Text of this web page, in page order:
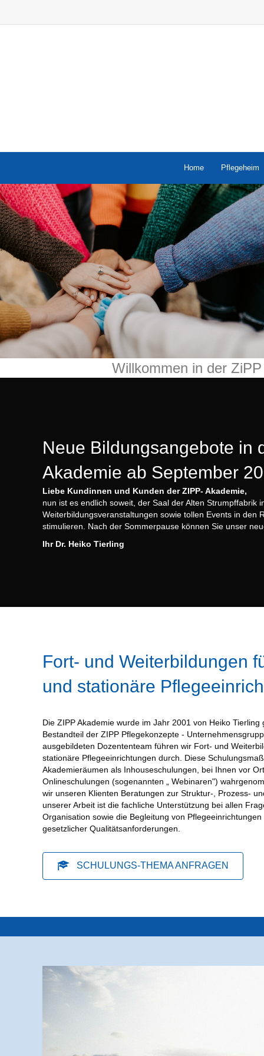
Home Pflegeheim
ZIPP Akademie
Willkommen in der
Neue Bildungsangebote in
Akademie ab September
Liebe Kundinnen und Kunden der ZIPP- Akademie,
nun ist es endlich soweit, der Saal der Alten
Weiterbildungsveranstaltungen sowie tollen Events in den
stimulieren. Nach der Sommerpause können Sie unser
Ihr Dr. Heiko Tierling
Fort- und Weiterbildungen
und stationäre
Die ZIPP Akademie wurde im Jahr 2001 von Heiko
Bestandteil der ZIPP Pflegekonzepte -
ausgebildeten Dozententeam führen wir Fort- und
stationäre Pflegeeinrichtungen durch. Diese
Akademieräumen als Inhouseschulungen, bei Ihnen vor
Onlineschulungen (sogenannten „ Webinaren")
wir unseren Klienten Beratungen zur Struktur-, Prozess-
unserer Arbeit ist die fachliche Unterstützung bei allen
Organisation sowie die Begleitung von
gesetzlicher Qualitätsanforderungen.
SCHULUNGS-THEMA ANFRAGEN